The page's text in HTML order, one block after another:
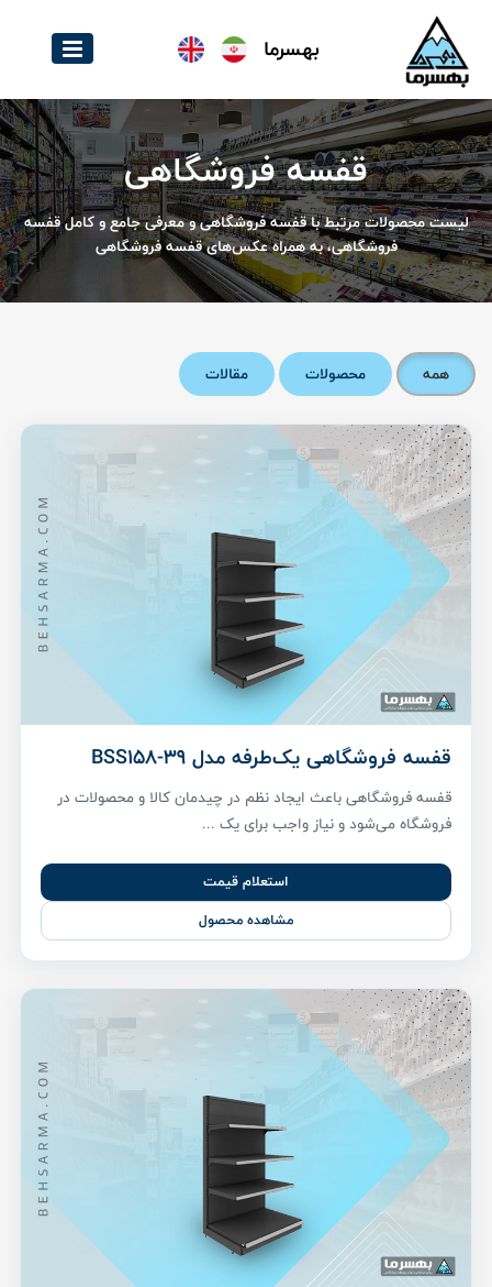
بهسرما
قفسه فروشگاهی
لیست محصولات مرتبط با قفسه فروشگاهی و معرفی جامع و کامل قفسه
فروشگاهی، به همراه عکس‌های قفسه فروشگاهی
همه محصولات مقالات
قفسه فروشگاهی یک‌طرفه مدل BSS158-39
قفسه فروشگاهی باعث ایجاد نظم در چیدمان کالا و محصولات در
فروشگاه می‌شود و نیاز واجب برای یک ...
استعلام قیمت
مشاهده محصول